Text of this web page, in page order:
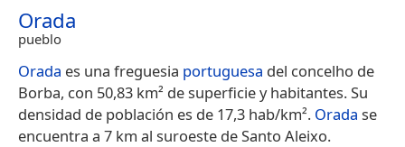
Orada
pueblo
Orada es una freguesia portuguesa del concelho de
Borba, con 50,83 km² de superficie y habitantes. Su
densidad de población es de 17,3 hab/km². Orada se
encuentra a 7 km al suroeste de Santo Aleixo.